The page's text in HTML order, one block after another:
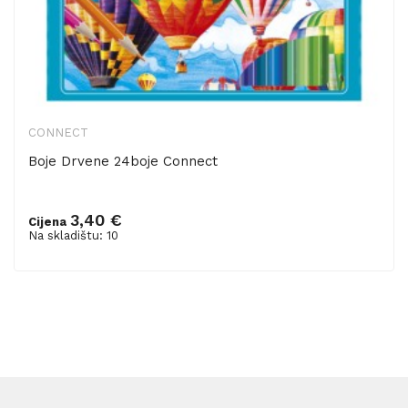
CONNECT
Boje Drvene 24boje Connect
Cijena 3,40 €
Na skladištu: 10
Dodaj u košaricu